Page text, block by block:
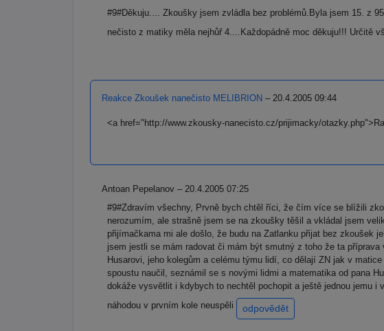
#9#Děkuju.... Zkoušky jsem zvládla bez problémů.Byla jsem 15. z
nečisto z matiky měla nejhůř 4....Každopádně moc děkuju!!! Určitě
Reakce Zkoušek nanečisto MELIBRION – 20.4.2005 09:44
<a href="http://www.zkousky-nanecisto.cz/prijimacky/
Antoan Pepelanov – 20.4.2005 07:25
#9#Zdravím všechny, Prvně bych chtěl říci, že čím více se blížili
nerozumím, ale strašně jsem se na zkoušky těšil a vkládal jsem
přijímačkama mi ale došlo, že budu na Zatlanku přijat bez zkoušek
jsem jestli se mám radovat či mám být smutný z toho že ta
Husarovi, jeho kolegům a celému týmu lidí, co dělají ZN jak v
spoustu naučil, seznámil se s novými lidmi a matematika od pana
dokáže vysvětlit i kdybych to nechtěl pochopit a ještě jednou jemu
náhodou v prvním kole neuspěli
odpovědět